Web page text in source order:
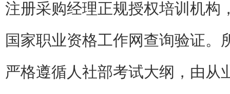
注册采购经理正规授权培训机构
国家职业资格工作网查询验证。
严格遵循人社部考试大纲，由从